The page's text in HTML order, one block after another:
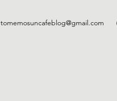
tomemosuncafeblog@gmail.com